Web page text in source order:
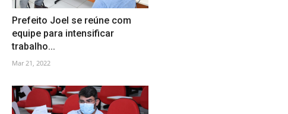
Prefeito Joel se reúne com
equipe para intensificar
trabalho...
Mar 21, 2022